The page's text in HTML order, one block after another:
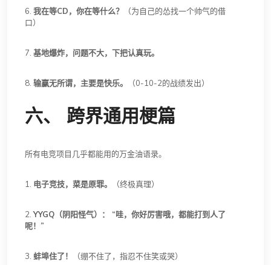
6. 我在等CD，你在等什么？
（为自己的怂找一个帅气的借
口）
7. 基地爆炸，问题不大，下把认真玩。
8. 输赢无所谓，主要是快乐。 （0-10-2的战绩发出）
六、 跨界通用梗篇
所有电竞项目几乎都能用的万金油语录。
1. 电子竞技，菜是原罪。 （终极真理）
2.YYGQ（阴阳怪气）： “哇，你好厉害哦，都能打到人了
呢！”
3. 蚌埠住了！ （绷不住了，指忍不住笑或哭）